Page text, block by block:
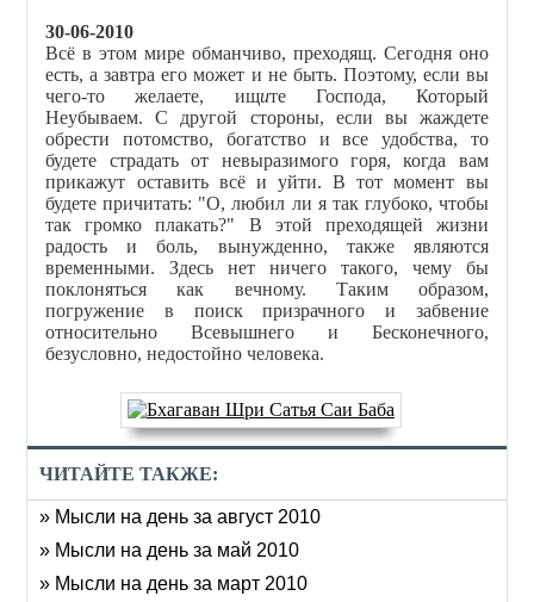
30-06-2010
Всё в этом мире обманчиво, преходящ. Сегодня оно
есть, а завтра его может и не быть. Поэтому, если вы
чего-то желаете, ищите Господа, Который
Неубываем. С другой стороны, если вы жаждете
обрести потомство, богатство и все удобства, то
будете страдать от невыразимого горя, когда вам
прикажут оставить всё и уйти. В тот момент вы
будете причитать: "О, любил ли я так глубоко, чтобы
так громко плакать?" В этой преходящей жизни
радость и боль, вынужденно, также являются
временными. Здесь нет ничего такого, чему бы
поклоняться как вечному. Таким образом,
погружение в поиск призрачного и забвение
относительно Всевышнего и Бесконечного,
безусловно, недостойно человека.
ЧИТАЙТЕ ТАКЖЕ:
» Мысли на день за август 2010
» Мысли на день за май 2010
» Мысли на день за март 2010